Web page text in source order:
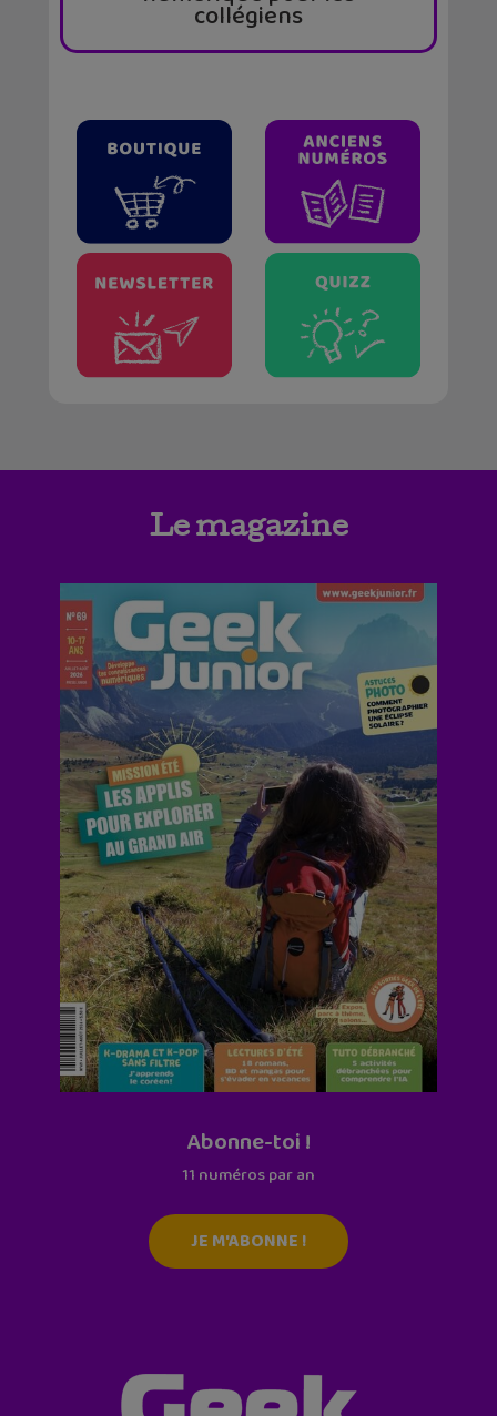
collégiens
Le magazine
Abonne-toi !
11 numéros par an
JE M'ABONNE !